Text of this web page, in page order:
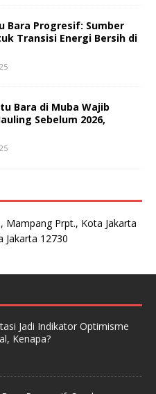
Bara Progresif: Sumber
Transisi Energi Bersih di
Bara di Muba Wajib
Sebelum 2026,
Mampang Prpt., Kota Jakarta
Jakarta 12730
Jadi Indikator Optimisme
Kenapa?